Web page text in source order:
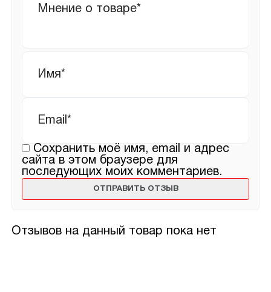
Отзывов на данный товар пока нет
отзыв
Сохранить моё имя, email и адрес
сайта в этом браузере для
последующих моих комментариев.